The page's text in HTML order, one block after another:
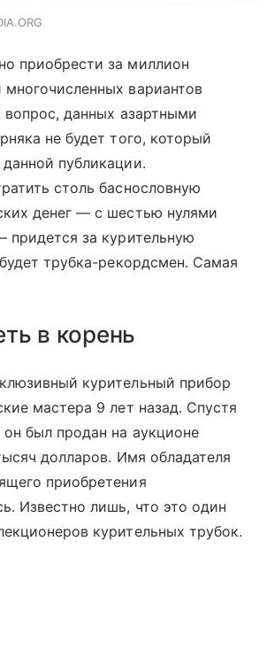
приобрести за миллион
вариантов
вопрос, данных азартными
не будет того, который
публикации.
столь баснословную
денег — с шестью нулями
придется за курительную
трубка-рекордсмен. Самая
в корень
курительный прибор
мастера 9 лет назад. Спустя
был продан на аукционе
долларов. Имя обладателя
приобретения
Известно лишь, что это один
курительных трубок.